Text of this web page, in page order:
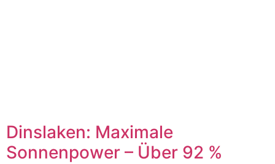
Dinslaken: Maximale
Sonnenpower – Über 92 %